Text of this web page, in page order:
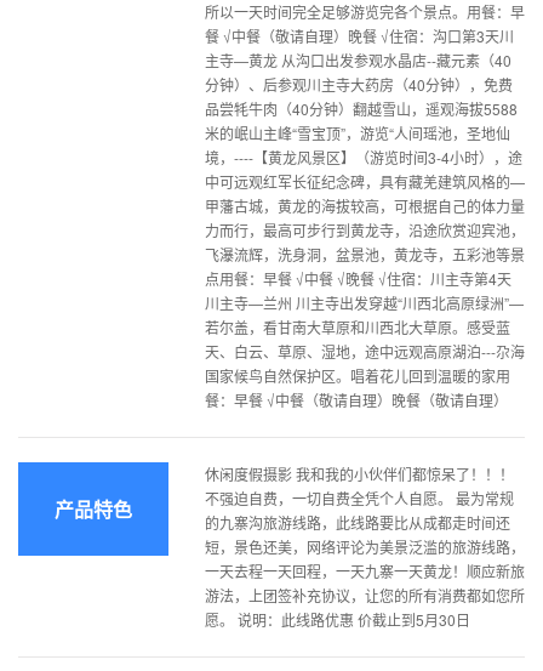
所以一天时间完全足够游览完各个景点。用餐：早
餐 √中餐（敬请自理）晚餐 √住宿：沟口第3天川
主寺—黄龙 从沟口出发参观水晶店--藏元素（40
分钟）、后参观川主寺大药房（40分钟），免费
品尝牦牛肉（40分钟）翻越雪山，遥观海拔5588
米的岷山主峰“雪宝顶”，游览“人间瑶池，圣地仙
境，----【黄龙风景区】（游览时间3-4小时），途
中可远观红军长征纪念碑，具有藏羌建筑风格的—
甲藩古城，黄龙的海拔较高，可根据自己的体力量
力而行，最高可步行到黄龙寺，沿途欣赏迎宾池，
飞瀑流辉，洗身洞，盆景池，黄龙寺，五彩池等景
点用餐：早餐 √中餐 √晚餐 √住宿：川主寺第4天
川主寺—兰州 川主寺出发穿越“川西北高原绿洲”—
若尔盖，看甘南大草原和川西北大草原。感受蓝
天、白云、草原、湿地，途中远观高原湖泊---尕海
国家候鸟自然保护区。唱着花儿回到温暖的家用
餐：早餐 √中餐（敬请自理）晚餐（敬请自理）
产品特色
休闲度假摄影 我和我的小伙伴们都惊呆了！！！
不强迫自费，一切自费全凭个人自愿。 最为常规
的九寨沟旅游线路，此线路要比从成都走时间还
短，景色还美，网络评论为美景泛滥的旅游线路，
一天去程一天回程，一天九寨一天黄龙！顺应新旅
游法，上团签补充协议，让您的所有消费都如您所
愿。 说明：此线路优惠 价截止到5月30日